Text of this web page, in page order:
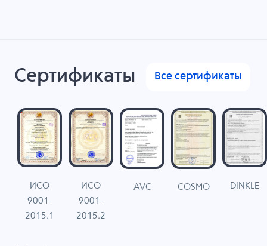
Сертификаты Все сертификаты
ИСО
9001-
2015.1
ИСО
9001-
2015.2
AVC COSMO DINKLE